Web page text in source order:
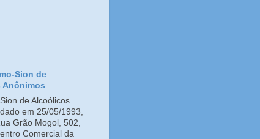
Sion de
de Alcoólicos
em 25/05/1993,
Grão Mogol, 502,
Comercial da